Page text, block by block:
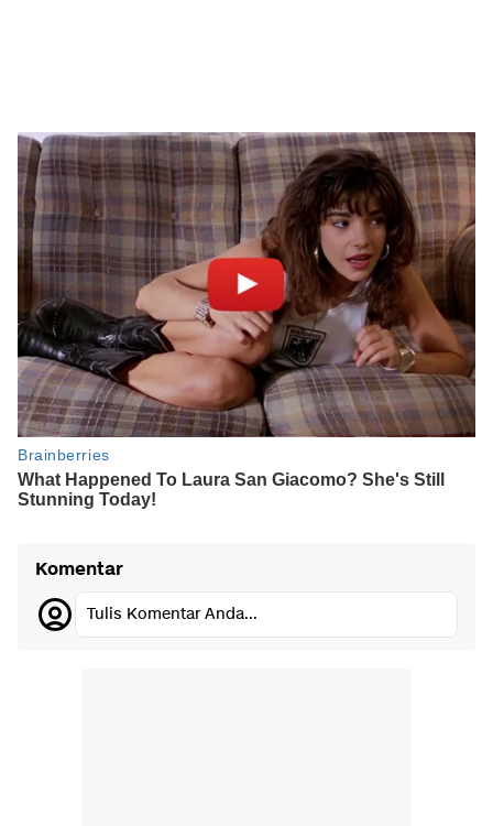
Komentar
Tulis Komentar Anda...